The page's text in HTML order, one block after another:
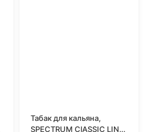
Табак для кальяна,
SPECTRUM ClASSIC LINE